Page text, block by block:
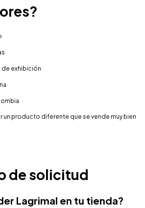
exhibición
un producto diferente que se vende muy bien
de solicitud
Lagrimal en tu tienda?